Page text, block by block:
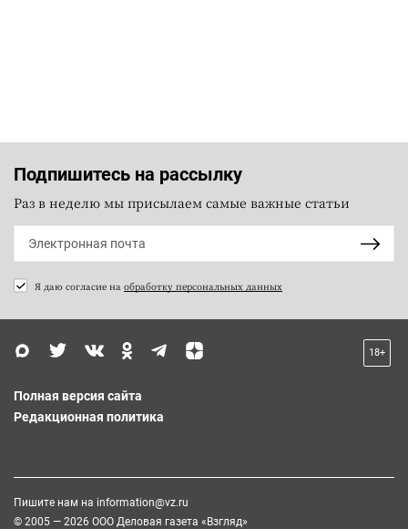
Подпишитесь на рассылку
Раз в неделю мы присылаем самые важные статьи
Я даю согласие на обработку персональных данных
18+
Полная версия сайта
Редакционная политика
Пишите нам на information@vz.ru
© 2005 — 2026 ООО Деловая газета «Взгляд»